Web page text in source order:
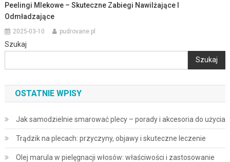
Peelingi Mlekowe – Skuteczne Zabiegi Nawilżające I
Odmładzające
2025-03-10 pudrovane.pl
Szukaj
Szukaj
OSTATNIE WPISY
Jak samodzielnie smarować plecy – porady i akcesoria do użycia
Trądzik na plecach: przyczyny, objawy i skuteczne leczenie
Olej marula w pielęgnacji włosów: właściwości i zastosowanie